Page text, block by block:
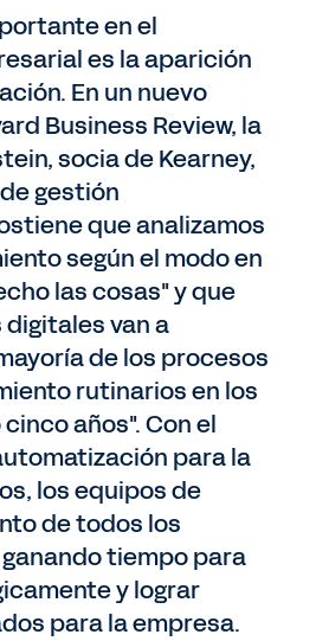
en el
es la aparición
En un nuevo
Business Review, la
socia de Kearney,
gestión
que analizamos
según el modo en
las cosas" y que
van a
de los procesos
rutinarios en los
años". Con el
para la
los equipos de
de todos los
tiempo para
y lograr
para la empresa.